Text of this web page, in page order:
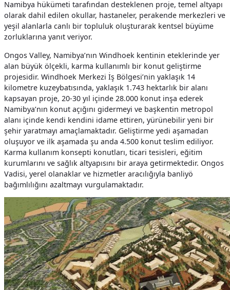
Namibya hükümeti tarafından desteklenen proje, temel altyapı
olarak dahil edilen okullar, hastaneler, perakende merkezleri ve
yeşil alanlarla canlı bir topluluk oluşturarak kentsel büyüme
zorluklarına yanıt veriyor.
Ongos Valley, Namibya’nın Windhoek kentinin eteklerinde yer
alan büyük ölçekli, karma kullanımlı bir konut geliştirme
projesidir. Windhoek Merkezi İş Bölgesi’nin yaklaşık 14
kilometre kuzeybatısında, yaklaşık 1.743 hektarlık bir alanı
kapsayan proje, 20-30 yıl içinde 28.000 konut inşa ederek
Namibya’nın konut açığını gidermeyi ve başkentin metropol
alanı içinde kendi kendini idame ettiren, yürünebilir yeni bir
şehir yaratmayı amaçlamaktadır. Geliştirme yedi aşamadan
oluşuyor ve ilk aşamada şu anda 4.500 konut teslim ediliyor.
Karma kullanım konsepti konutları, ticari tesisleri, eğitim
kurumlarını ve sağlık altyapısını bir araya getirmektedir. Ongos
Vadisi, yerel olanaklar ve hizmetler aracılığıyla banliyö
bağımlılığını azaltmayı vurgulamaktadır.